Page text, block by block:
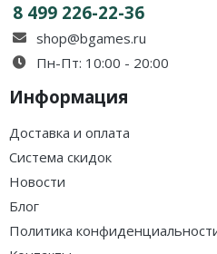
8 499 226-22-36
shop@bgames.ru
Пн-Пт: 10:00 - 20:00
Информация
Доставка и оплата
Система скидок
Новости
Блог
Политика